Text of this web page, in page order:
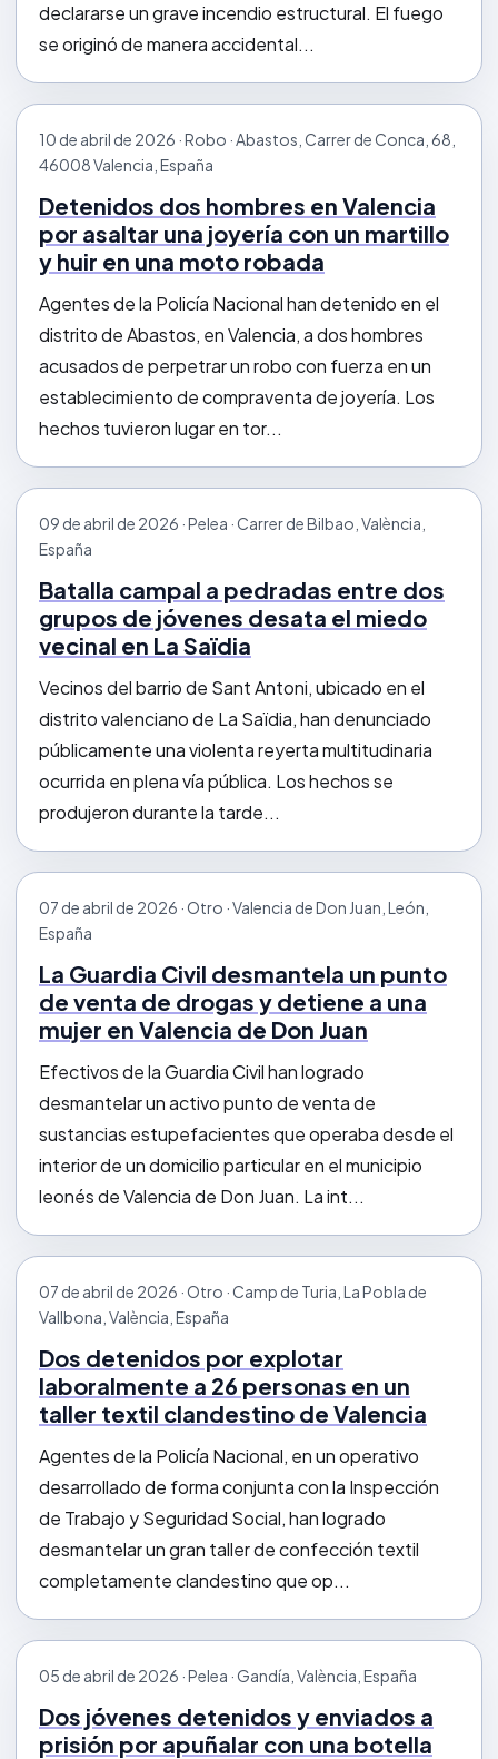
declararse un grave incendio estructural. El fuego
se originó de manera accidental...
10 de abril de 2026 · Robo · Abastos, Carrer de Conca, 68,
46008 Valencia, España
Detenidos dos hombres en Valencia
por asaltar una joyería con un martillo
y huir en una moto robada
Agentes de la Policía Nacional han detenido en el
distrito de Abastos, en Valencia, a dos hombres
acusados de perpetrar un robo con fuerza en un
establecimiento de compraventa de joyería. Los
hechos tuvieron lugar en tor...
09 de abril de 2026 · Pelea · Carrer de Bilbao, València,
España
Batalla campal a pedradas entre dos
grupos de jóvenes desata el miedo
vecinal en La Saïdia
Vecinos del barrio de Sant Antoni, ubicado en el
distrito valenciano de La Saïdia, han denunciado
públicamente una violenta reyerta multitudinaria
ocurrida en plena vía pública. Los hechos se
produjeron durante la tarde...
07 de abril de 2026 · Otro · Valencia de Don Juan, León,
España
La Guardia Civil desmantela un punto
de venta de drogas y detiene a una
mujer en Valencia de Don Juan
Efectivos de la Guardia Civil han logrado
desmantelar un activo punto de venta de
sustancias estupefacientes que operaba desde el
interior de un domicilio particular en el municipio
leonés de Valencia de Don Juan. La int...
07 de abril de 2026 · Otro · Camp de Turia, La Pobla de
Vallbona, València, España
Dos detenidos por explotar
laboralmente a 26 personas en un
taller textil clandestino de Valencia
Agentes de la Policía Nacional, en un operativo
desarrollado de forma conjunta con la Inspección
de Trabajo y Seguridad Social, han logrado
desmantelar un gran taller de confección textil
completamente clandestino que op...
05 de abril de 2026 · Pelea · Gandía, València, España
Dos jóvenes detenidos y enviados a
prisión por apuñalar con una botella